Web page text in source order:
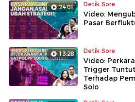
24:01 Detik Sore
Video:
Pasar
13:28 Detik Sore
Video:
Trigger
Terhadap
Solo